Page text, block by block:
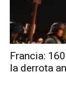
Francia:
la derrota